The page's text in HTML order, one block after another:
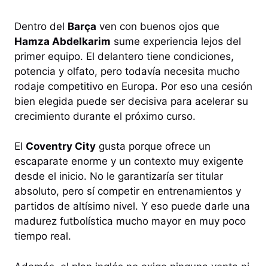
Dentro del Barça ven con buenos ojos que
Hamza Abdelkarim sume experiencia lejos del
primer equipo. El delantero tiene condiciones,
potencia y olfato, pero todavía necesita mucho
rodaje competitivo en Europa. Por eso una cesión
bien elegida puede ser decisiva para acelerar su
crecimiento durante el próximo curso.
El Coventry City gusta porque ofrece un
escaparate enorme y un contexto muy exigente
desde el inicio. No le garantizaría ser titular
absoluto, pero sí competir en entrenamientos y
partidos de altísimo nivel. Y eso puede darle una
madurez futbolística mucho mayor en muy poco
tiempo real.